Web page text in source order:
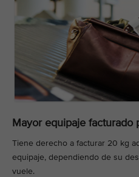
Mayor equipaje facturado
Tiene derecho a facturar 20 kg
equipaje, dependiendo de su
vuele.